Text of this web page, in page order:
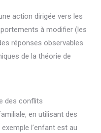
action dirigée vers les
à modifier (les
réponses observables
de la théorie de
des conflits
en utilisant des
l’enfant est au